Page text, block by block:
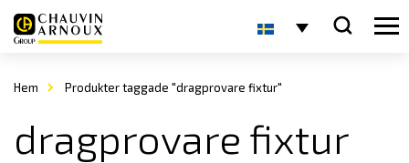
Hem Produkter taggade "dragprovare fixtur"
dragprovare fixtur